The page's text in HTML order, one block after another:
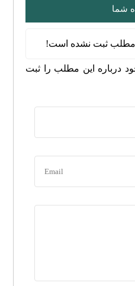
شما
مطلب ثبت نشده است!
درباره این مطلب را ثبت